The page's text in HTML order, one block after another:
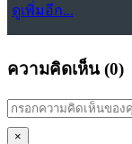
ดูเพิ่มอีก...
ความคิดเห็น (0)
×